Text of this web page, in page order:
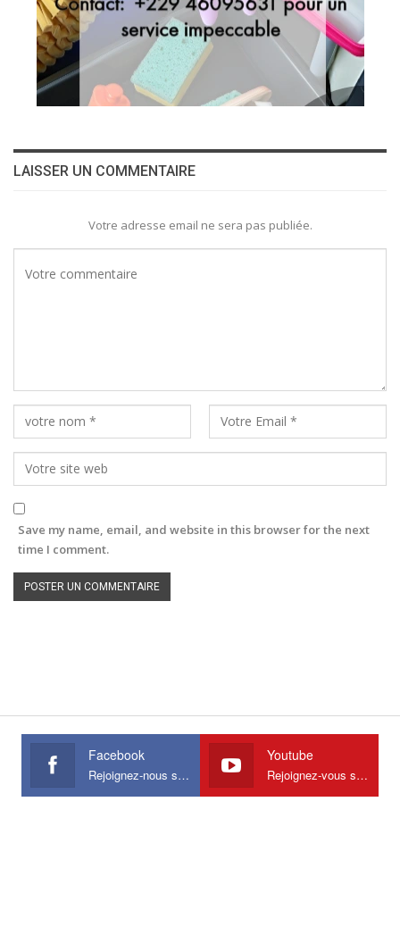
LAISSER UN COMMENTAIRE
Votre adresse email ne sera pas publiée.
Save my name, email, and website in this browser for the next
time I comment.
Facebook
Rejoignez-nous sur Facebook
Youtube
Rejoignez-vous sur Youtube